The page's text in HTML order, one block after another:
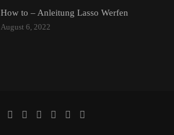
How to – Anleitung Lasso Werfen
August 6, 2022